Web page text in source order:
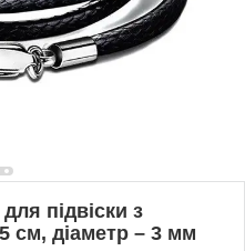
підвіски з
см, діаметр – 3 мм